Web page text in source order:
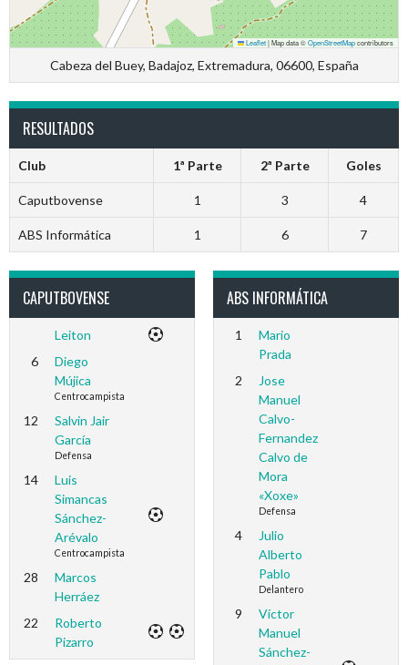
Leaflet|Map data ©OpenStreetMapcontributors
Cabeza del Buey, Badajoz, Extremadura, 06600, España
RESULTADOS
Club 1ª Parte 2ª Parte Goles
Caputbovense 1 3 4
ABS Informática 1 6 7
CAPUTBOVENSE
Leiton
6
Diego
Mújica
Centrocampista
12
Salvin Jair
García
Defensa
14
Luis
Simancas
Sánchez-
Arévalo
Centrocampista
28
Marcos
Herráez
22
Roberto
Pizarro
ABS INFORMÁTICA
1
Mario
Prada
2
Jose
Manuel
Calvo-
Fernandez
Calvo de
Mora
«Xoxe»
Defensa
4
Julio
Alberto
Pablo
Delantero
9
Víctor
Manuel
Sánchez-